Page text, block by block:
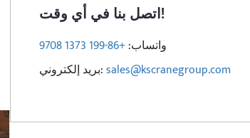
اتصل بنا في أي وقت!
واتساب:+86-199 1373 9708
بريد إلكتروني:sales@kscranegroup.com